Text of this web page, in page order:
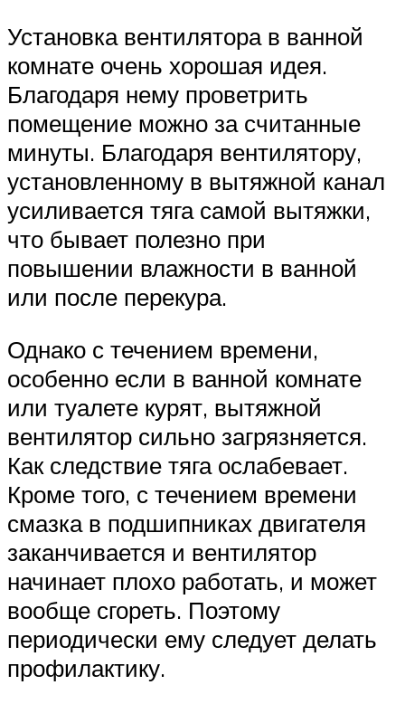
Установка вентилятора в ванной
комнате очень хорошая идея.
Благодаря нему проветрить
помещение можно за считанные
минуты. Благодаря вентилятору,
установленному в вытяжной канал
усиливается тяга самой вытяжки,
что бывает полезно при
повышении влажности в ванной
или после перекура.
Однако с течением времени,
особенно если в ванной комнате
или туалете курят, вытяжной
вентилятор сильно загрязняется.
Как следствие тяга ослабевает.
Кроме того, с течением времени
смазка в подшипниках двигателя
заканчивается и вентилятор
начинает плохо работать, и может
вообще сгореть. Поэтому
периодически ему следует делать
профилактику.